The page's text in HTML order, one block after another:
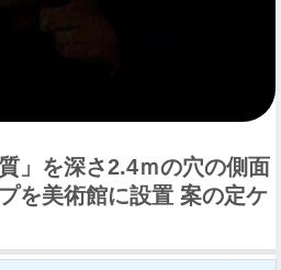
」を深さ2.4ｍの穴の側面
を美術館に設置 案の定ケ